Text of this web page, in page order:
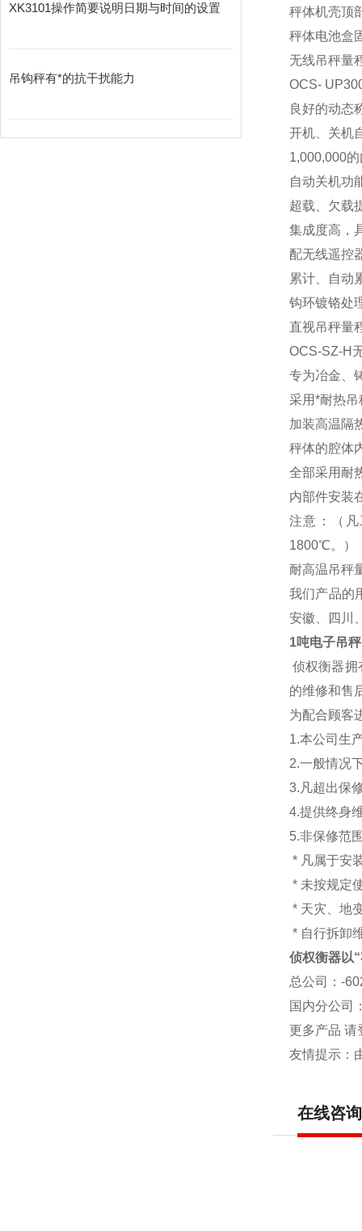
XK3101操作简要说明日期与时间的设置
吊钩秤有*的抗干扰能力
秤体机壳顶
秤体电池盒
无线吊秤量
OCS-
良好的动态
开机、关机
1,000,000
自动关机功
超载、欠载
集成度高，
配无线遥控
累计、自动
钩环镀铬处
直视吊秤量
OCS-SZ-H
专为冶金、
采用*耐热
加装高温隔
秤体的腔体
全部采用耐
内部件安装
注意：（
1800℃。）
耐高温吊秤
我们产品的
安徽、四川
1吨电子吊
侦权衡器拥
的维修和售
为配合顾客
1.本公司生
2.一般情况
3.凡超出保
4.提供终身
5.非保修范
* 凡属于安
* 未按规定
* 天灾、地
* 自行拆卸
侦权衡器以
总公司
：-
国内分公司
更多产品 请
友情提示：
在线咨询